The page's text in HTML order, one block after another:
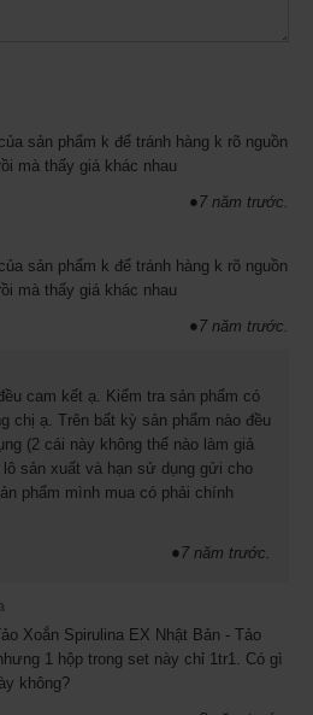
Bản hộp 2000 viên -ảnh minh họa -
mẫu cmới
Bản hộp 2000 viên -
sản phẩm k để tránh hàng k rõ nguồn
mà thấy giá khác nhau
●7 năm trước.
sản phẩm k để tránh hàng k rõ nguồn
mà thấy giá khác nhau
●7 năm trước.
cam kết ạ. Kiểm tra sản phẩm có
chị ạ. Trên bất kỳ sản phẩm nào đều
(2 cái này không thể nào làm giả
sản xuất và hạn sử dụng gửi cho
phẩm mình mua có phải chính
●7 năm trước.
Xoắn Spirulina EX Nhật Bản - Tảo
1 hộp trong set này chỉ 1tr1. Có gì
không?